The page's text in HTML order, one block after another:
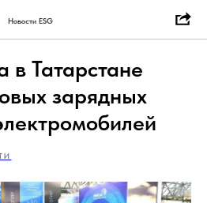
Новости ESG
в Татарстане
зарядных